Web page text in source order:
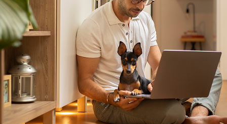
Search products